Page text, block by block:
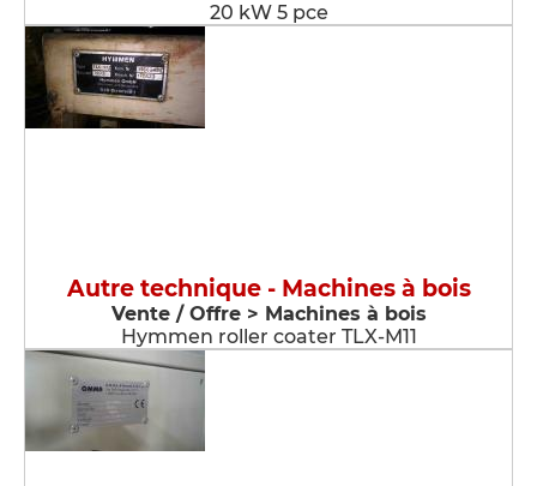
20 kW 5 pce
Autre technique - Machines à bois
Vente / Offre > Machines à bois
Hymmen roller coater TLX-M11